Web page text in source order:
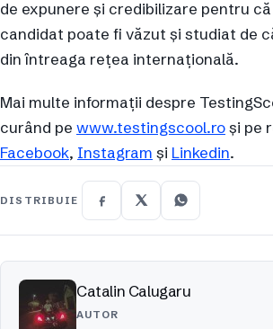
de expunere și credibilizare pentru
candidat poate fi văzut și studiat de
din întreaga rețea internațională.
Mai multe informații despre
curând pe www.testingscool.roși pe
Facebook, Instagram și Linkedin.
DISTRIBUIE
Catalin Calugaru
AUTOR